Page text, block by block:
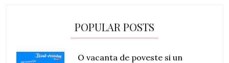
POPULAR POSTS
O vacanta de poveste si un